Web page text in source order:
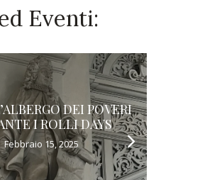
Eventi:
DEI POVERI
I ROLLI DAYS
Febbraio 15, 2025